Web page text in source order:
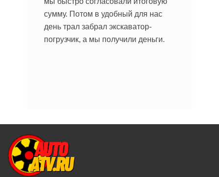
сумму. Потом в удобный для нас
день трал забрал экскаватор-
погрузчик, а мы получили деньги.